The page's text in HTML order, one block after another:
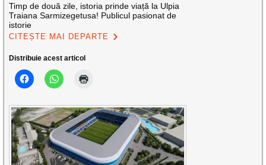
Timp de două zile, istoria prinde viață la Ulpia
Traiana Sarmizegetusa! Publicul pasionat de
istorie
CITEȘTE MAI DEPARTE
Distribuie acest articol